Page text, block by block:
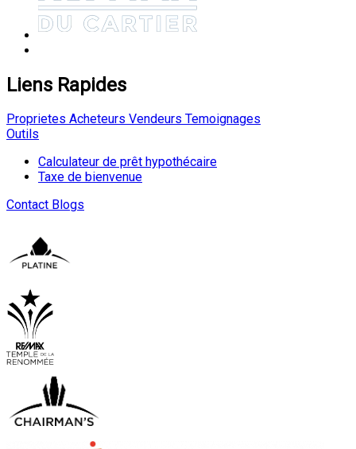
Liens Rapides
Proprietes Acheteurs Vendeurs Temoignages
Outils
Calculateur de prêt hypothécaire
Taxe de bienvenue
Contact Blogs